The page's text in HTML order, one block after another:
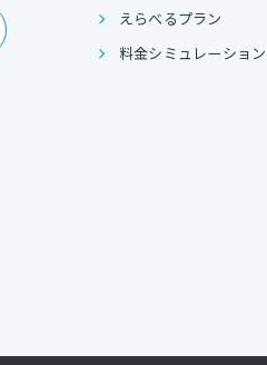
えらべるプラン
料金シミュレーション